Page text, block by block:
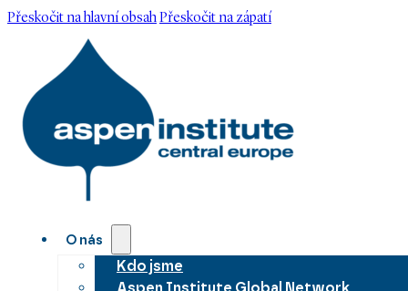
Přeskočit na hlavní obsahPřeskočit na zápatí
O nás
Kdo jsme